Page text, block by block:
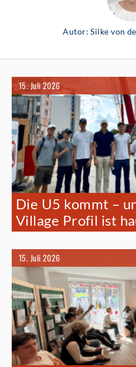
Autor: Silke von
15. Juli 2026
Die U5 kommt –
Village Profil ist
15. Juli 2026